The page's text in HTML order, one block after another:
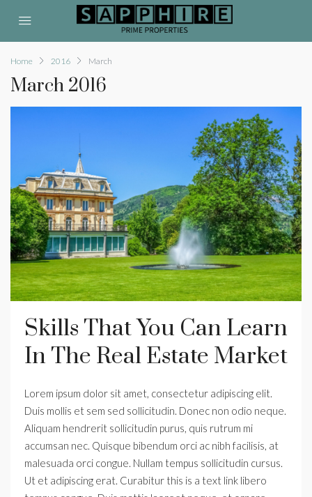
Home 2016 March
March 2016
Skills That You Can Learn
In The Real Estate Market
Lorem ipsum dolor sit amet, consectetur adipiscing elit.
Duis mollis et sem sed sollicitudin. Donec non odio neque.
Aliquam hendrerit sollicitudin purus, quis rutrum mi
accumsan nec. Quisque bibendum orci ac nibh facilisis, at
malesuada orci congue. Nullam tempus sollicitudin cursus.
Ut et adipiscing erat. Curabitur this is a text link libero